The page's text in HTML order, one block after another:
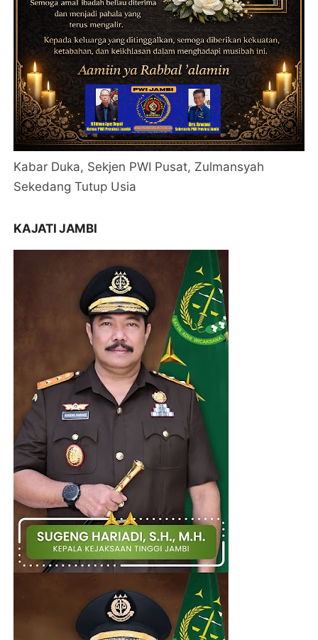
Kabar Duka, Sekjen PWI Pusat, Zulmansyah
Sekedang Tutup Usia
KAJATI JAMBI